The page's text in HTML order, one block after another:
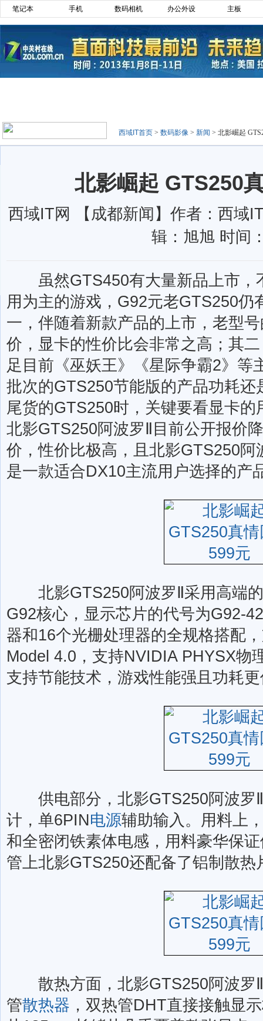
笔记本 手机 数码相机 办公外设 主板
西域IT首页 > 数码影像 > 新闻 > 北影崛起
北影崛起 GTS250
西域IT网 【成都新闻】作者：西域
辑：旭旭 时间
虽然GTS450有大量新品上市，
用为主的游戏，G92元老GTS250仍
一，伴随着新款产品的上市，老型
价，显卡的性价比会非常之高；其
足目前《巫妖王》《星际争霸2》等
批次的GTS250节能版的产品功耗
尾货的GTS250时，关键要看显卡
北影GTS250阿波罗Ⅱ目前公开报价
价，性价比极高，且北影GTS250阿
是一款适合DX10主流用户选择的产
北影GTS250阿波罗Ⅱ采用高端的
G92核心，显示芯片的代号为G92-
器和16个光栅处理器的全规格搭配
Model 4.0，支持NVIDIA PHYSX物
支持节能技术，游戏性能强且功耗
供电部分，北影GTS250阿波罗Ⅱ
计，单6PIN电源辅助输入。用料上
和全密闭铁素体电感，用料豪华保
管上北影GTS250还配备了铝制散热
散热方面，北影GTS250阿波罗Ⅱ
管散热器 ，双热管DHT直接接触显